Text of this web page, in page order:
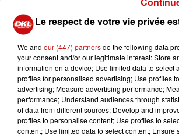
contrairement à d'autres plateformes
Twitter ou Instagram, TikTok est
société chinoise, ByteDance. Certains
que le gouvernement chinois exploite
personnelles des utilisateurs de TikTok.
Des préoccupations persistent quant
TikTok et le gouvernement chinois.
spécialisée dans l'application souligne
en tant que grande entreprise
Le respect de votre vie privée
We and our (447) partnersdo the following data
your consent and/or our legitimate interest: Store
information on a device; Use limited data to select
profiles for personalised advertising; Use profiles
advertising; Measure advertising performance;
performance; Understand audiences through
of data from different sources; Develop and
profiles to personalise content; Use profiles to
content; Use limited data to select content; Ensure